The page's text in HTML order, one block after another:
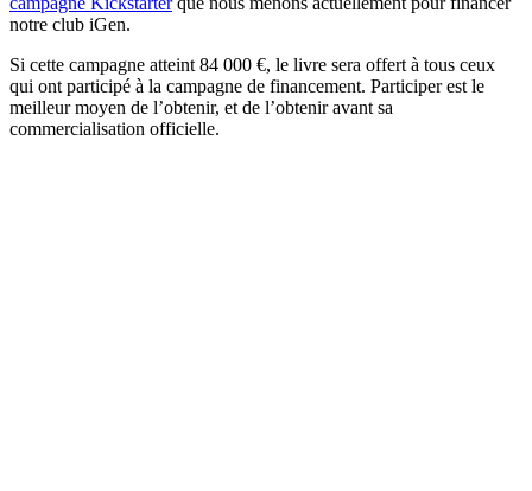
notre club iGen.
Si cette campagne atteint 84 000 €, le livre sera offert à tous ceux
qui ont participé à la campagne de financement. Participer est le
meilleur moyen de l’obtenir, et de l’obtenir avant sa
commercialisation officielle.